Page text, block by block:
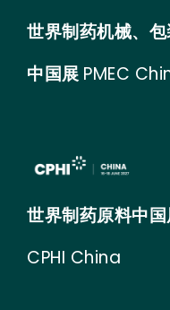
世界制药机械、
中国展 PMEC
世界制药原料中
CPHI China